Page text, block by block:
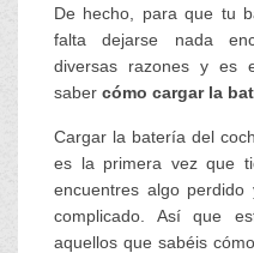
De hecho, para que tu
falta dejarse nada
diversas razones y es
saber cómo cargar la
Cargar la batería del
es la primera vez que
encuentres algo
complicado. Así que
aquellos que sabéis